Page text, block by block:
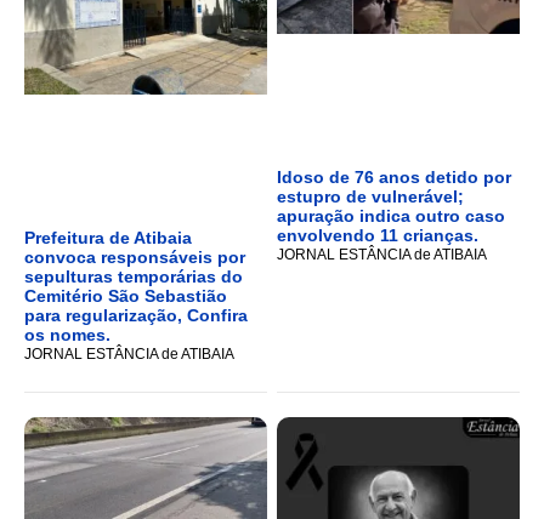
Prefeitura de Atibaia
convoca responsáveis por
sepulturas temporárias do
Cemitério São Sebastião
para regularização, Confira
os nomes.
JORNAL ESTÂNCIA de ATIBAIA
Idoso de 76 anos detido por
estupro de vulnerável;
apuração indica outro caso
envolvendo 11 crianças.
JORNAL ESTÂNCIA de ATIBAIA